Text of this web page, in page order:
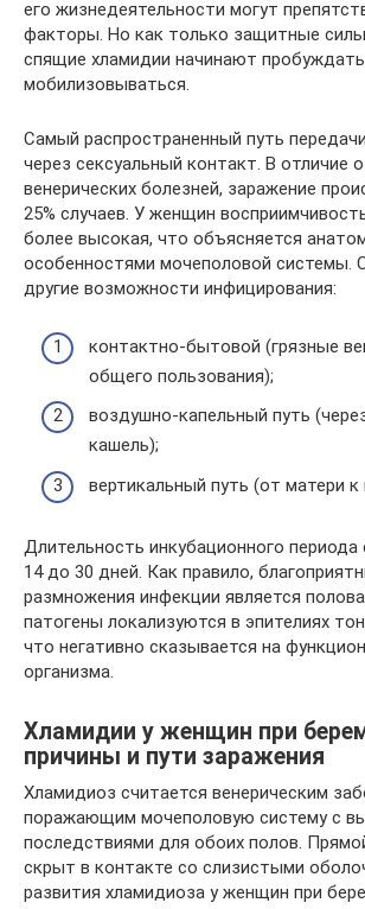
его жизнедеятельности могут
факторы. Но как только защитные
спящие хламидии начинают
мобилизовываться.
Самый распространенный путь
через сексуальный контакт. В отличие
венерических болезней, заражение
25% случаев. У женщин
более высокая, что объясняется
особенностями мочеполовой системы.
другие возможности инфицирования:
контактно-бытовой (грязные
общего пользования);
воздушно-капельный путь
кашель);
вертикальный путь (от матери к
Длительность инкубационного периода
14 до 30 дней. Как правило,
размножения инфекции является
патогены локализуются в эпителиях
что негативно сказывается на
организма.
Хламидии у женщин при
причины и пути заражения
Хламидиоз считается венерическим
поражающим мочеполовую систему с
последствиями для обоих полов.
скрыт в контакте со слизистыми
развития хламидиоза у женщин при